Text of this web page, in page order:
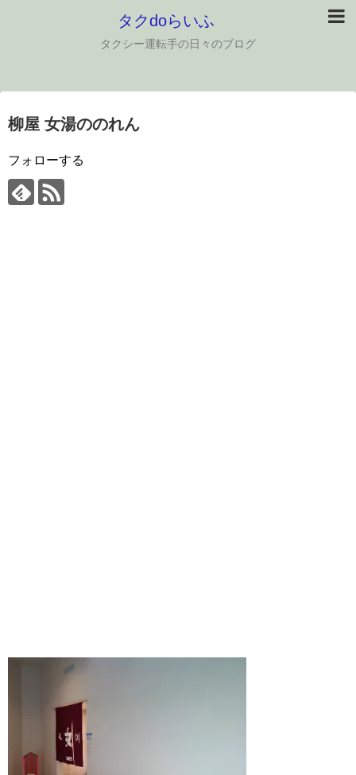
タクdoらいふ
タクシー運転手の日々のブログ
柳屋 女湯ののれん
フォローする